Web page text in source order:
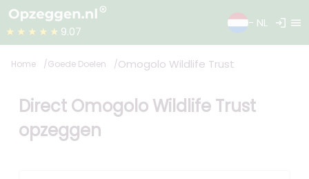
★★★★★ 9.07
- NL login menu
Home Goede Doelen Omogolo Wildlife Trust
Direct Omogolo Wildlife Trust
opzeggen